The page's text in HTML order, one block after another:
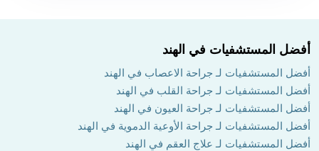
أفضل المستشفيات في الهند
أفضل المستشفيات لـ جراحة الاعصاب في الهند
أفضل المستشفيات لـ جراحة القلب في الهند
أفضل المستشفيات لـ جراحة العيون في الهند
أفضل المستشفيات لـ جراحة الأوعية الدموية في الهند
أفضل المستشفيات لـ علاج العقم في الهند